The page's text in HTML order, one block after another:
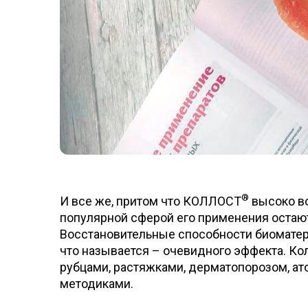
И все же, притом что КОЛЛОСТ® высоко
популярной сферой его применения
Восстановительные способности
что называется – очевидного эффекта.
рубцами, растяжками, дерматопорозом,
методиками.